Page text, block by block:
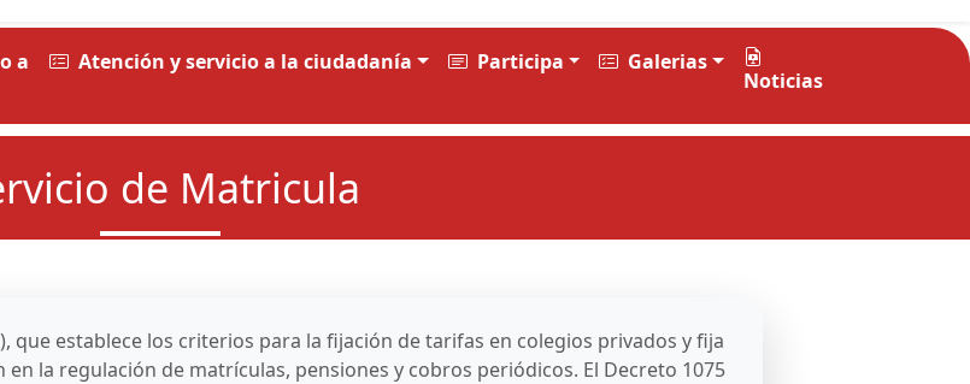
a
Atención y servicio a la ciudadanía Participa Galerias
Noticias
de Matricula
que establece los criterios para la fijación de tarifas en colegios privados y fija
la regulación de matrículas, pensiones y cobros periódicos. El Decreto 1075